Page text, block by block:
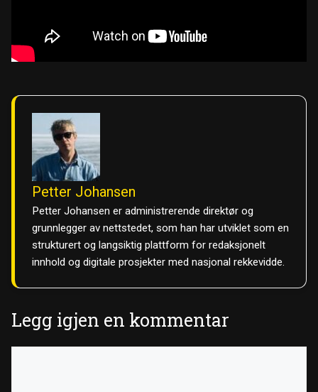
Petter Johansen
Petter Johansen er administrerende direktør og
grunnlegger av nettstedet, som han har utviklet som en
strukturert og langsiktig plattform for redaksjonelt
innhold og digitale prosjekter med nasjonal rekkevidde.
Legg igjen en kommentar